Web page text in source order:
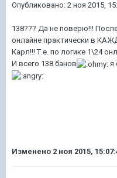
Опубликовано: 2 ноя 2015,
138??? Да не поверю!!!
онлайне практически в
Карл!!! Т.е. по логике 1\24
И всего 138 банов
я
Изменено 2 ноя 2015,